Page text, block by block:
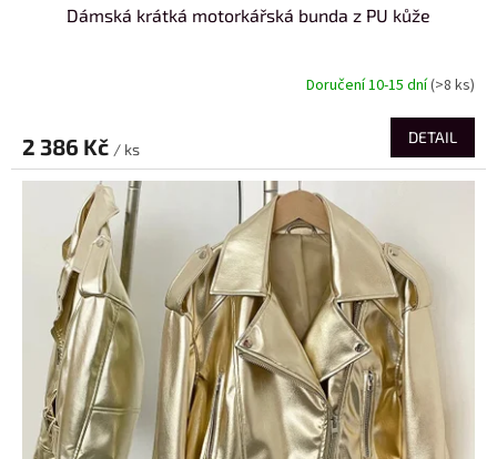
Dámská krátká motorkářská bunda z PU kůže
Doručení 10-15 dní(>8 ks)
2 386 Kč / ks
DETAIL